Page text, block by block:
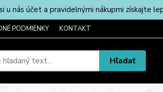
u nás účet a pravidelnými nákupmi získajte
PODMIENKY KONTAKT
Hľadať